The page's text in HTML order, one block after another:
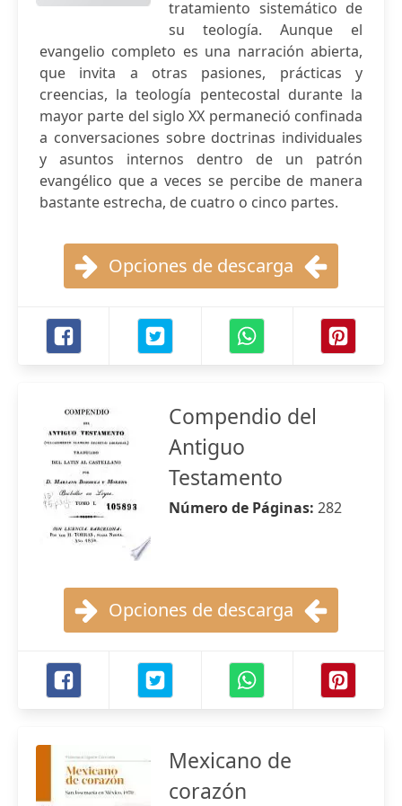
tratamiento sistemático de
su teología. Aunque el
evangelio completo es una narración abierta,
que invita a otras pasiones, prácticas y
creencias, la teología pentecostal durante la
mayor parte del siglo XX permaneció confinada
a conversaciones sobre doctrinas individuales
y asuntos internos dentro de un patrón
evangélico que a veces se percibe de manera
bastante estrecha, de cuatro o cinco partes.
Opciones de descarga
Compendio del
Antiguo
Testamento
Número de Páginas: 282
Opciones de descarga
Mexicano de
corazón